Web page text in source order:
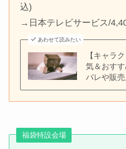
込)
→日本テレビサービス/
あわせて読みたい
【キャラ
気＆おす
バレや販売
福袋特設会場